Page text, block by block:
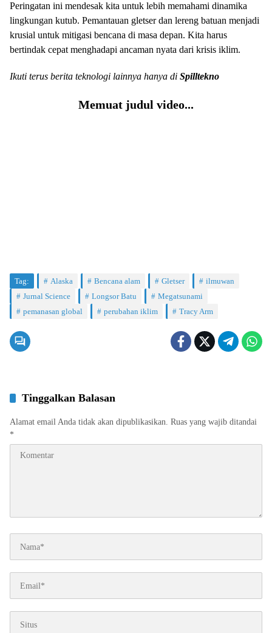
Peringatan ini mendesak kita untuk lebih memahami dinamika
lingkungan kutub. Pemantauan gletser dan lereng batuan menjadi
krusial untuk mitigasi bencana di masa depan. Kita harus
bertindak cepat menghadapi ancaman nyata dari krisis iklim.
Ikuti terus berita teknologi lainnya hanya di Spilltekno
Memuat judul video...
Tag: Alaska Bencana alam Gletser
ilmuwan
Jurnal Science
Longsor Batu
Megatsunami
pemanasan global
perubahan iklim Tracy Arm
Tinggalkan Balasan
Alamat email Anda tidak akan dipublikasikan. Ruas yang wajib ditandai
*